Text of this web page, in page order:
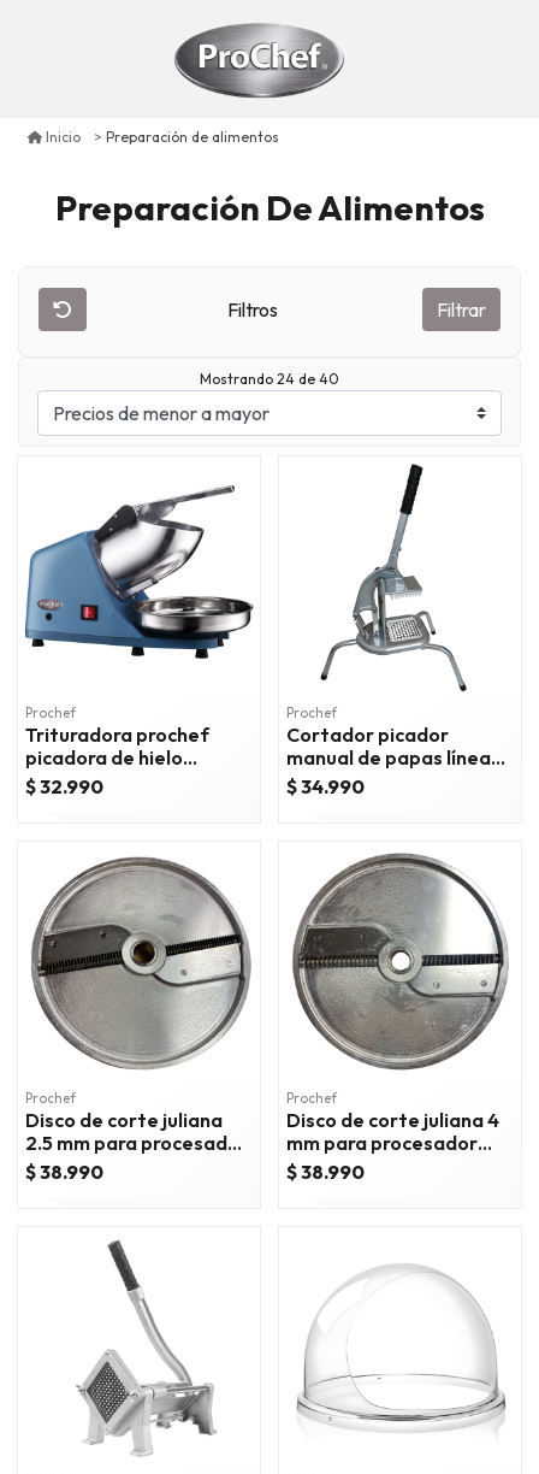
Inicio Preparación de alimentos
Preparación De Alimentos
Filtros Filtrar
Mostrando 24 de 40
Prochef
Trituradora prochef
picadora de hielo
eléctrica
$ 32.990
Prochef
Cortador picador
manual de papas línea
economica
$ 34.990
Prochef
Disco de corte juliana
2.5 mm para procesador
hlc-300
$ 38.990
Prochef
Disco de corte juliana 4
mm para procesador
hlc-300
$ 38.990